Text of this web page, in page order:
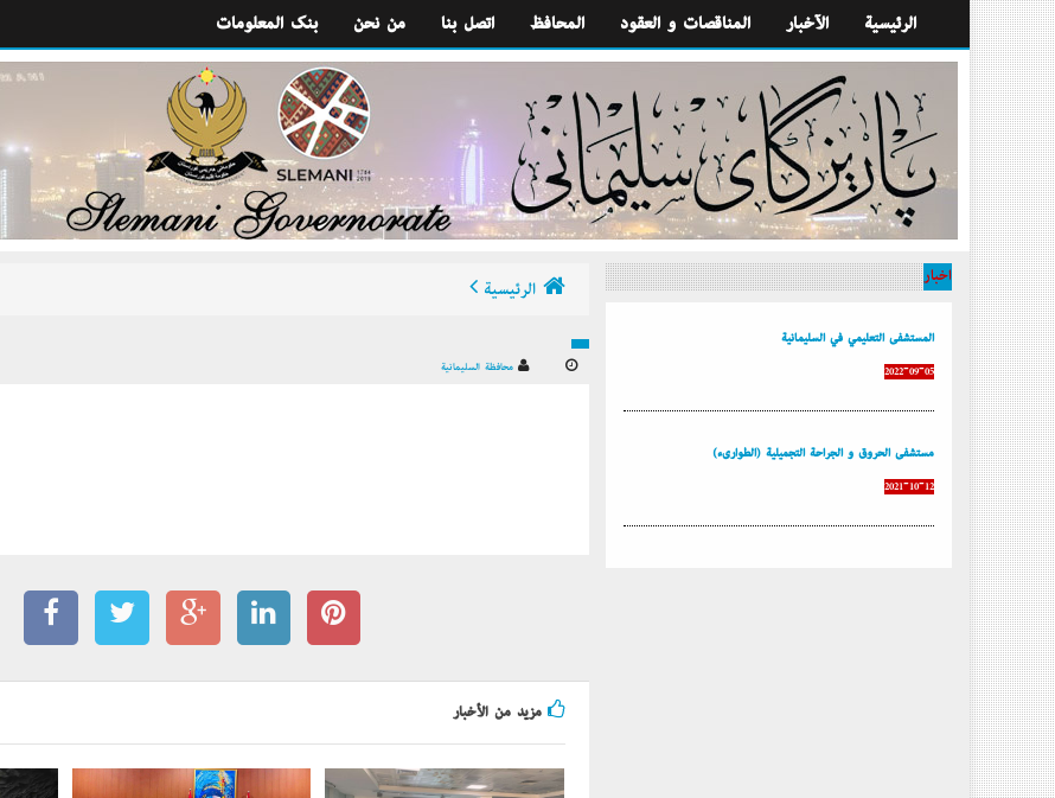
بنك المعلومات من نحن اتصل بنا المحافظ المناقصات و العقود الآخبار الرئيسية
الرئيسية
محافظة السليمانية
مزيد من الأخبار
أخبار
المستشفى التعليمي في السليمانية
2022-09-05
مستشفى الحروق و الجراحة التجميلية (الطوارىء)
2021-10-12